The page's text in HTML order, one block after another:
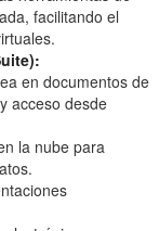
facilitando el
en documentos de
acceso desde
la nube para